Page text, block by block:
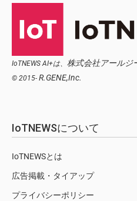
IoTNEWS AI+は、 株式会社アールジ
© 2015- R.GENE,Inc.
IoTNEWSについて
IoTNEWSとは
広告掲載・タイアップ
プライバシーポリシー